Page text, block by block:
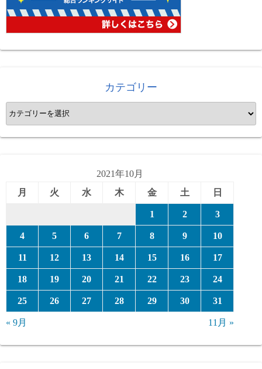
カテゴリー
カ
テ
ゴ
2021年10月
月
火 水 木 金 土 日
1 2 3
4 5 6 7 8 9 10
11 12 13 14 15 16 17
18 19 20 21 22 23 24
25 26 27 28 29 30 31
« 9月 11月 »